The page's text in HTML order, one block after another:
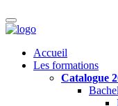
Accueil
Les formations
Catalogue